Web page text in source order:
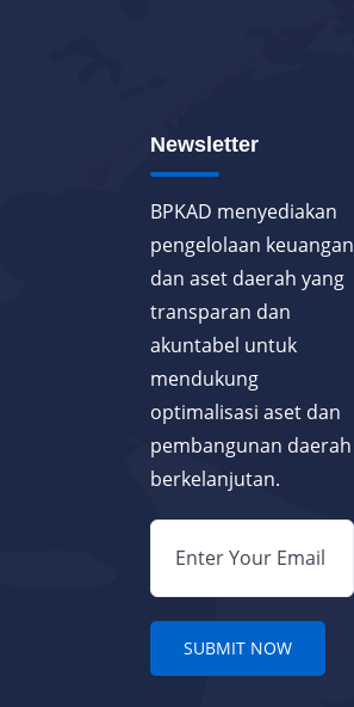
Newsletter
BPKAD menyediakan
pengelolaan keuangan
dan aset daerah yang
transparan dan
akuntabel untuk
mendukung
optimalisasi aset dan
pembangunan daerah
berkelanjutan.